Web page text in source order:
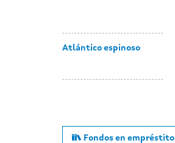
Atlántico espinoso
Fondos en empréstito